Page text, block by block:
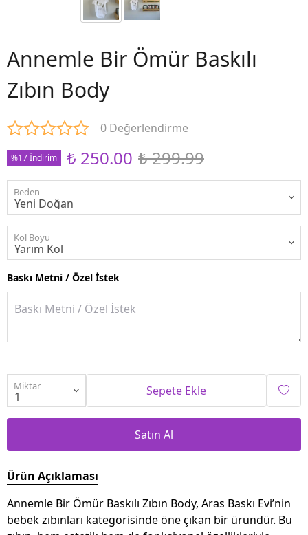
Annemle Bir Ömür Baskılı
Zıbın Body
0 Değerlendirme
%17 İndirim ₺ 250.00 ₺ 299.99
Beden
Kol Boyu
Baskı Metni / Özel İstek
Miktar Sepete Ekle
Satın Al
Ürün Açıklaması
Annemle Bir Ömür Baskılı Zıbın Body, Aras Baskı Evi’nin
bebek zıbınları kategorisinde öne çıkan bir üründür. Bu